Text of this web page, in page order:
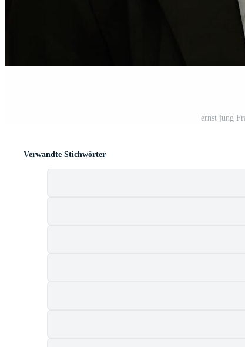
ernst jung
Verwandte Stichwörter